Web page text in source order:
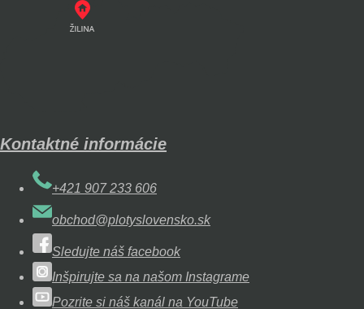
Kontaktné informácie
+421 907 233 606
obchod@plotyslovensko.sk
Sledujte náš facebook
Inšpirujte sa na našom Instagrame
Pozrite si náš kanál na YouTube